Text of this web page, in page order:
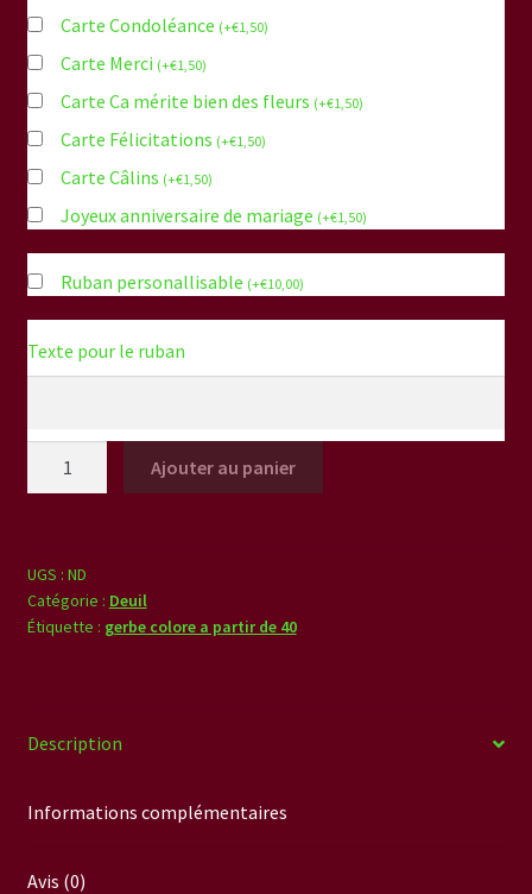
Carte Condoléance (+€1,50)
Carte Merci (+€1,50)
Carte Ca mérite bien des fleurs (+€1,50)
Carte Félicitations (+€1,50)
Carte Câlins (+€1,50)
Joyeux anniversaire de mariage (+€1,50)
Ruban personallisable (+€10,00)
Texte pour le ruban
à
partir
de
Ajouter au panier
UGS : ND
Catégorie : Deuil
Étiquette : gerbe colore a partir de 40
Description
Informations complémentaires
Avis (0)